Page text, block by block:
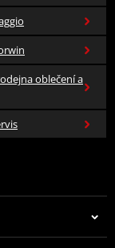
oblečení a